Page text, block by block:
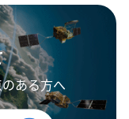
ある方へ